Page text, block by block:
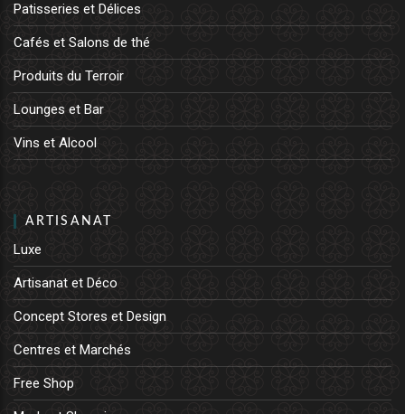
Patisseries et Délices
Cafés et Salons de thé
Produits du Terroir
Lounges et Bar
Vins et Alcool
ARTISANAT
Luxe
Artisanat et Déco
Concept Stores et Design
Centres et Marchés
Free Shop